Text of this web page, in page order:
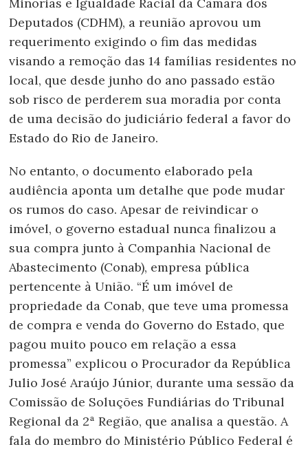
Deputados (CDHM), a reunião aprovou um
requerimento exigindo o fim das medidas
visando a remoção das 14 famílias residentes no
local, que desde junho do ano passado estão
sob risco de perderem sua moradia por conta
de uma decisão do judiciário federal a favor do
Estado do Rio de Janeiro.
No entanto, o documento elaborado pela
audiência aponta um detalhe que pode mudar
os rumos do caso. Apesar de reivindicar o
imóvel, o governo estadual nunca finalizou a
sua compra junto à Companhia Nacional de
Abastecimento (Conab), empresa pública
pertencente à União. “É um imóvel de
propriedade da Conab, que teve uma promessa
de compra e venda do Governo do Estado, que
pagou muito pouco em relação a essa
promessa” explicou o Procurador da República
Julio José Araújo Júnior, durante uma sessão da
Comissão de Soluções Fundiárias do Tribunal
Regional da 2ª Região, que analisa a questão. A
fala do membro do Ministério Público Federal é